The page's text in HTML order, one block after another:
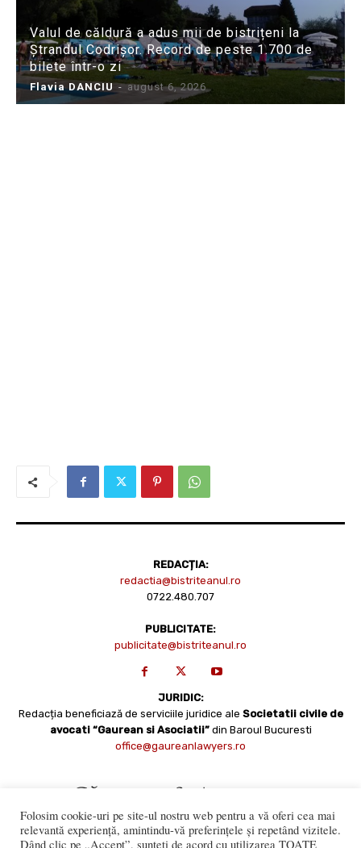
Valul de căldură a adus mii de bistrițeni la
Ștrandul Codrișor. Record de peste 1.700 de
bilete într-o zi
Flavia DANCIU - august 6, 2026
REDACȚIA:
redactia@bistriteanul.ro
0722.480.707
PUBLICITATE:
publicitate@bistriteanul.ro
JURIDIC:
Redacția beneficiază de serviciile juridice ale Societatii civile de
avocati “Gaurean si Asociatii” din Baroul Bucuresti
office@gaureanlawyers.ro
Folosim cookie-uri pe site-ul nostru web pentru a vă oferi cea mai
relevantă experiență, amintindu-vă preferințele și repetând vizitele.
Dând clic pe „Accept”, sunteți de acord cu utilizarea TOATE